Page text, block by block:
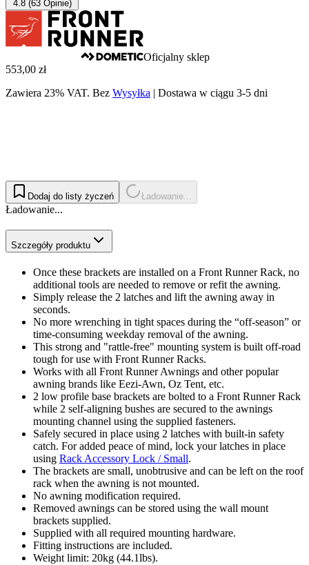
4.8(63 Opinie)
Oficjalny sklep
553,00 zł
Zawiera 23% VAT. Bez Wysyłka | Dostawa w ciągu 3-5 dni
Dodaj do listy życzeń Ładowanie...
Ładowanie...
Szczegóły produktu
Once these brackets are installed on a Front Runner Rack, no
additional tools are needed to remove or refit the awning.
Simply release the 2 latches and lift the awning away in
seconds.
No more wrenching in tight spaces during the “off-season” or
time-consuming weekday removal of the awning.
This strong and "rattle-free" mounting system is built off-road
tough for use with Front Runner Racks.
Works with all Front Runner Awnings and other popular
awning brands like Eezi-Awn, Oz Tent, etc.
2 low profile base brackets are bolted to a Front Runner Rack
while 2 self-aligning bushes are secured to the awnings
mounting channel using the supplied fasteners.
Safely secured in place using 2 latches with built-in safety
catch. For added peace of mind, lock your latches in place
using Rack Accessory Lock / Small.
The brackets are small, unobtrusive and can be left on the roof
rack when the awning is not mounted.
No awning modification required.
Removed awnings can be stored using the wall mount
brackets supplied.
Supplied with all required mounting hardware.
Fitting instructions are included.
Weight limit: 20kg (44.1lbs).